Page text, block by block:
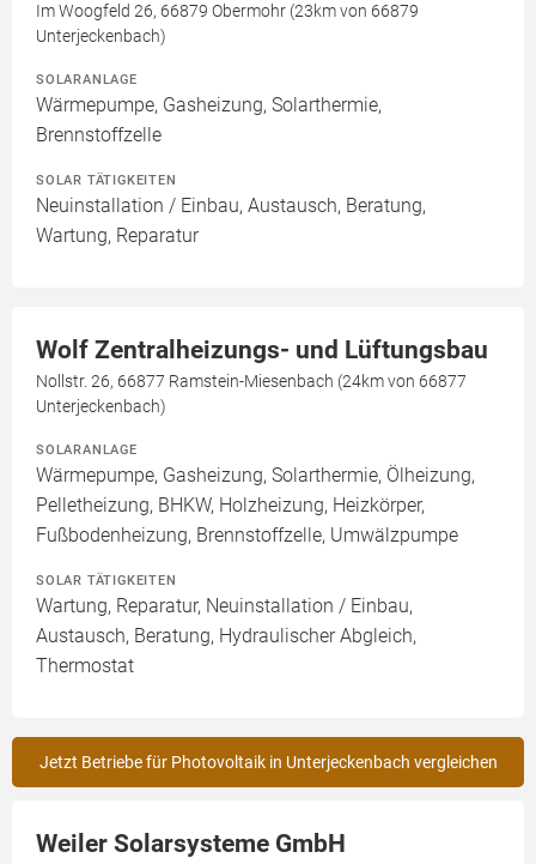
Im Woogfeld 26, 66879 Obermohr (23km von 66879
Unterjeckenbach)
SOLARANLAGE
Wärmepumpe, Gasheizung, Solarthermie,
Brennstoffzelle
SOLAR TÄTIGKEITEN
Neuinstallation / Einbau, Austausch, Beratung,
Wartung, Reparatur
Wolf Zentralheizungs- und Lüftungsbau
Nollstr. 26, 66877 Ramstein-Miesenbach (24km von 66877
Unterjeckenbach)
SOLARANLAGE
Wärmepumpe, Gasheizung, Solarthermie, Ölheizung,
Pelletheizung, BHKW, Holzheizung, Heizkörper,
Fußbodenheizung, Brennstoffzelle, Umwälzpumpe
SOLAR TÄTIGKEITEN
Wartung, Reparatur, Neuinstallation / Einbau,
Austausch, Beratung, Hydraulischer Abgleich,
Thermostat
Jetzt Betriebe für Photovoltaik in Unterjeckenbach vergleichen
Weiler Solarsysteme GmbH